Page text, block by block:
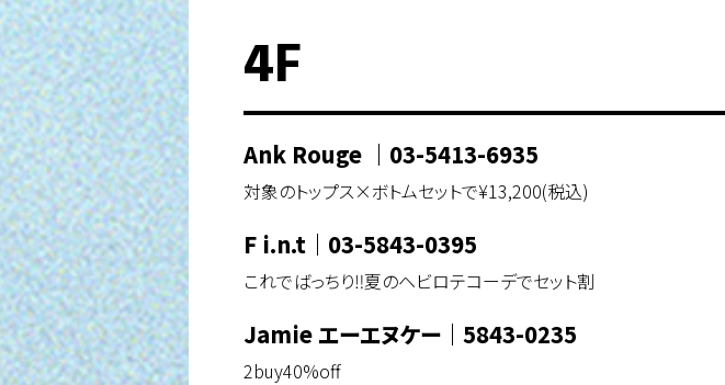
4F
Ank Rouge ｜ 03-5413-6935
対象のトップス×ボトムセットで¥13,200(税込)
F i.n.t ｜ 03-5843-0395
これでばっちり‼︎夏のヘビロテコーデでセット割
Jamie エーエヌケー ｜ 5843-0235
2buy40%off